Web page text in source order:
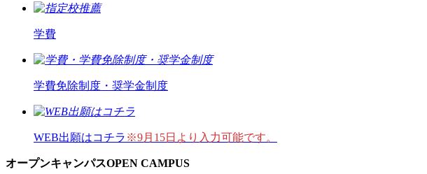
学費
学費免除制度・奨学金制度
WEB出願はコチラ ※9月15日より入力可能です。
オープンキャンパスOPEN CAMPUS